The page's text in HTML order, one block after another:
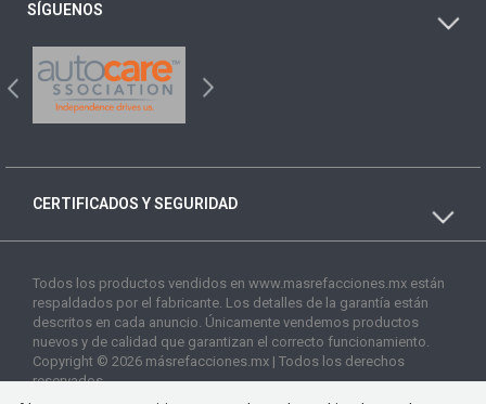
SÍGUENOS
CERTIFICADOS Y SEGURIDAD
Todos los productos vendidos en www.masrefacciones.mx están
respaldados por el fabricante. Los detalles de la garantía están
descritos en cada anuncio. Únicamente vendemos productos
nuevos y de calidad que garantizan el correcto funcionamiento.
Copyright © 2026 másrefacciones.mx | Todos los derechos
reservados